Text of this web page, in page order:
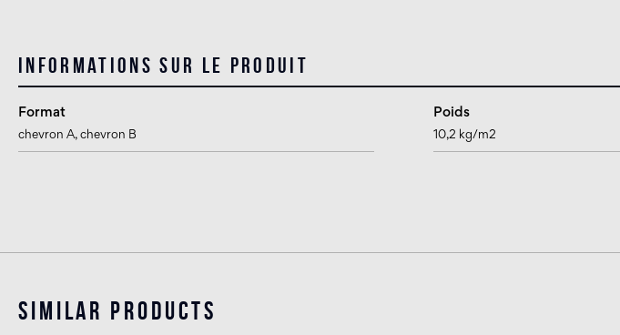
Informations sur le produit
Format
chevron A, chevron B
Poids
10,2 kg/m2
Similar products